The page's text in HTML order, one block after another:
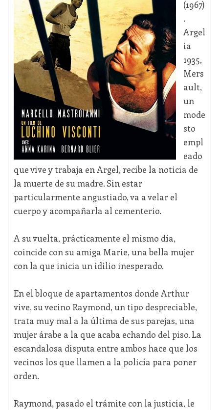
(1967)
.
Argel
ia
1935,
Mers
ault,
un
mode
sto
empl
eado
que vive y trabaja en Argel, recibe la noticia de
la muerte de su madre. Sin estar
particularmente angustiado, va a velar el
cuerpo y acompañarla al cementerio.
A su vuelta, prácticamente el mismo día,
coincide con su amiga Marie, una bella mujer
con la que inicia un idilio inesperado.
En el bloque de apartamentos donde Arthur
vive, su vecino Raymond, un tipo despreciable,
trata muy mal a la última de sus parejas, una
mujer árabe a la que acaba echando del piso. La
escandalosa disputa entre ambos hace que los
vecinos los que llamen a la policía para poner
orden.
Raymond, pasado el trámite con la justicia, le